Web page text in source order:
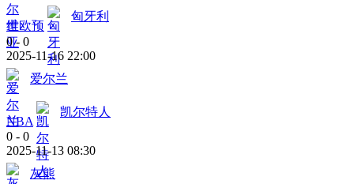
世欧预
匈牙利
0 - 0
2025-11-16 22:00
爱尔兰
NBA
凯尔特人
0 - 0
2025-11-13 08:30
灰熊